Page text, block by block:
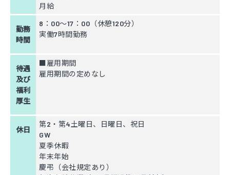
月給
勤務
時間
8：00～17：00（休憩120分）
実働7時間勤務
待遇
及び
福利
厚生
■雇用期間
雇用期間の定めなし
休日
第2・第4土曜日、日曜日、祝日
GW
夏季休暇
年末年始
慶弔（会社規定あり）